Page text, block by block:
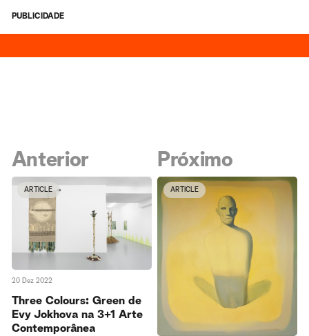
PUBLICIDADE
Anterior
ARTICLE
20 Dez 2022
Three Colours: Green de
Evy Jokhova na 3+1 Arte
Contemporânea
Próximo
ARTICLE